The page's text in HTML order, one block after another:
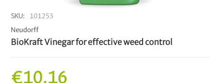
SKU
101253
Neudorff
BioKraft Vinegar for effective weed control
€10.16